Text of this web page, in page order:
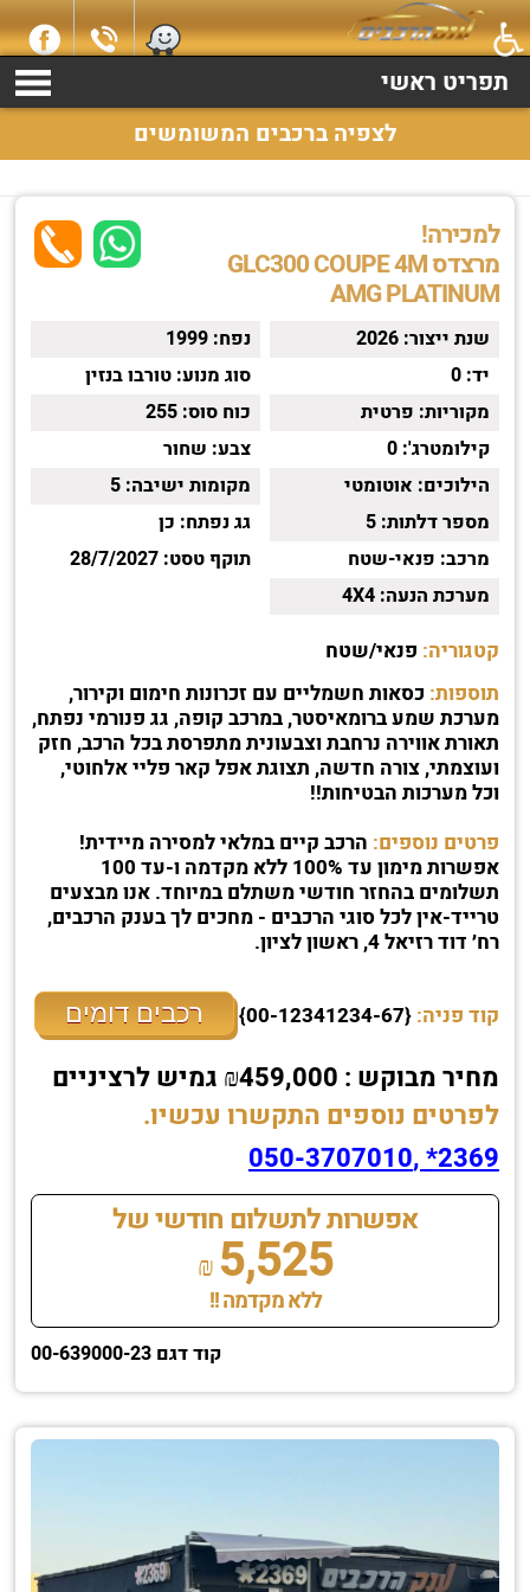
2369*
תפריט ראשי
לצפיה ברכבים המשומשים
למכירה!
מרצדס GLC300 COUPE 4M
AMG PLATINUM
שנת ייצור: 2026
יד: 0
מקוריות: פרטית
קילומטרג': 0
הילוכים: אוטומטי
מספר דלתות: 5
מרכב: פנאי-שטח
מערכת הנעה: 4X4
נפח: 1999
סוג מנוע: טורבו בנזין
כוח סוס: 255
צבע: שחור
מקומות ישיבה: 5
גג נפתח: כן
תוקף טסט: 28/7/2027
קטגוריה: פנאי/שטח
תוספות: כסאות חשמליים עם זכרונות חימום וקירור,
מערכת שמע ברומאיסטר, במרכב קופה, גג פנורמי נפתח,
תאורת אווירה נרחבת וצבעונית מתפרסת בכל הרכב, חזק
ועוצמתי, צורה חדשה, תצוגת אפל קאר פליי אלחוטי,
וכל מערכות הבטיחות!!
פרטים נוספים: הרכב קיים במלאי למסירה מיידית!
אפשרות מימון עד 100% ללא מקדמה ו-עד 100
תשלומים בהחזר חודשי משתלם במיוחד. אנו מבצעים
טרייד-אין לכל סוגי הרכבים - מחכים לך בענק הרכבים,
רח׳ דוד רזיאל 4, ראשון לציון.
קוד פניה:{00-12341234-67} רכבים דומים
מחיר מבוקש : ₪459,000 גמיש לרציניים
לפרטים נוספים התקשרו עכשיו.
2369* ,050-3707010
אפשרות לתשלום חודשי של
5,525
₪
ללא מקדמה !!
קוד דגם 00-639000-23